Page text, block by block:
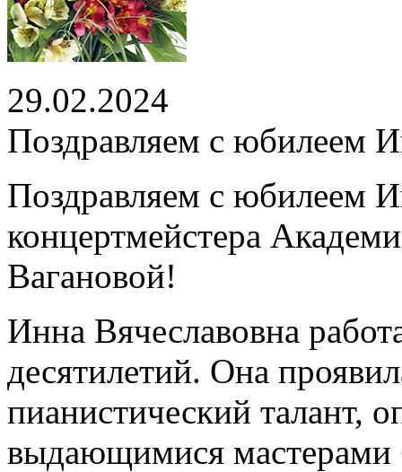
29.02.2024
Поздравляем с юбилеем
Поздравляем с юбилеем
концертмейстера
Вагановой!
Инна Вячеславовна
десятилетий. Она
пианистический талант,
выдающимися мастерами